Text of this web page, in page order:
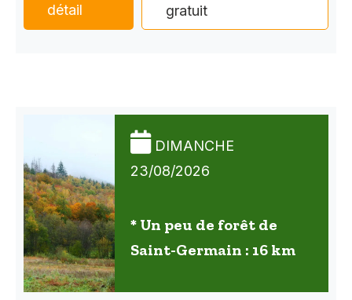
détail
gratuit
DIMANCHE
23/08/2026
* Un peu de forêt de
Saint-Germain : 16 km